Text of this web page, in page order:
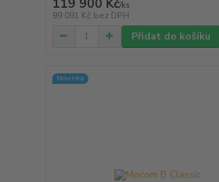
/ks
99 091 Kč bez DPH
Přidat do košíku
Novinka